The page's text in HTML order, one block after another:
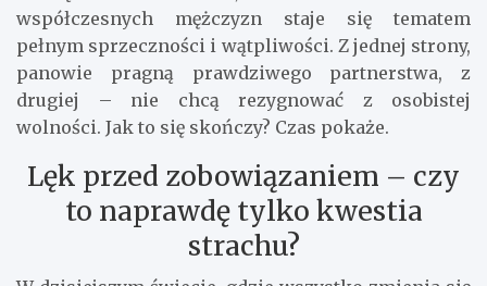
współczesnych mężczyzn staje się tematem
pełnym sprzeczności i wątpliwości. Z jednej strony,
panowie pragną prawdziwego partnerstwa, z
drugiej – nie chcą rezygnować z osobistej
wolności. Jak to się skończy? Czas pokaże.
Lęk przed zobowiązaniem – czy
to naprawdę tylko kwestia
strachu?